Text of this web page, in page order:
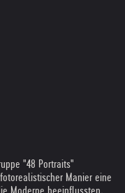
"48 Portraits"
Manier eine